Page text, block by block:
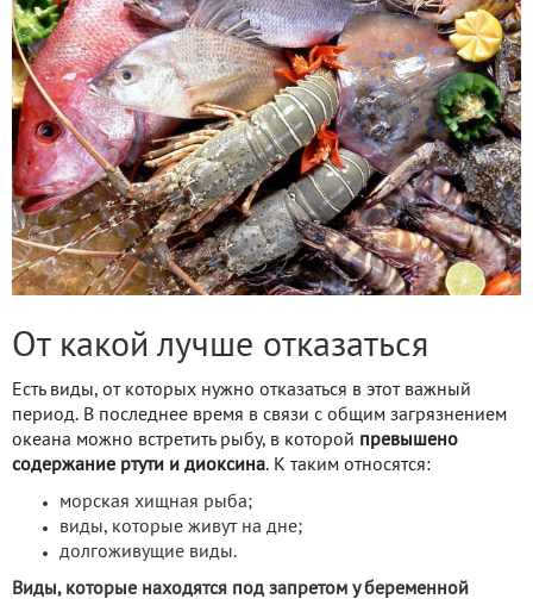
От какой лучше отказаться
Есть виды, от которых нужно отказаться в этот важный
период. В последнее время в связи с общим загрязнением
океана можно встретить рыбу, в которой превышено
содержание ртути и диоксина. К таким относятся:
морская хищная рыба;
виды, которые живут на дне;
долгоживущие виды.
Виды, которые находятся под запретом у беременной